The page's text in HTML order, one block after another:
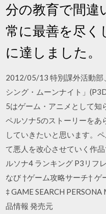
分の教育で間違
常に最善を尽く
に達しました。
2012/05/13 特別課外活動部
シング・ムーンナイト」
5はゲーム・アニメとして知
ペルソナ5のストーリーをあ
していきたいと思います。
て悪人を改心させていく作
ルソナ4 ランキング P3リフ
なび †ゲーム攻略サーチ† ゲ
‡ GAME SEARCH
品情報 発売元